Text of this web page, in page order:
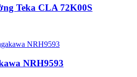
Teka CLA 72K00S
NRH9593